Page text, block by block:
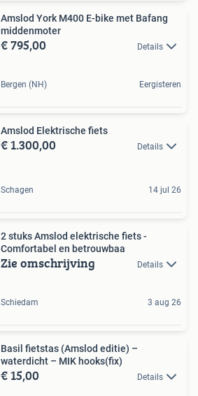
Amslod York M400 E-bike met Bafang
middenmoter
€ 795,00 Details
Bergen (NH) Eergisteren
Amslod Elektrische fiets
€ 1.300,00 Details
Schagen 14 jul 26
2 stuks Amslod elektrische fiets -
Comfortabel en betrouwbaa
Zie omschrijving Details
Schiedam 3 aug 26
Basil fietstas (Amslod editie) –
waterdicht – MIK hooks(fix)
€ 15,00 Details